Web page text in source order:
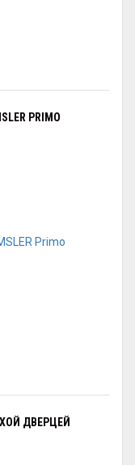
PRIMO
ДВЕРЦЕЙ